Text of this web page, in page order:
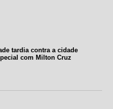
tardia contra a cidade
com Milton Cruz